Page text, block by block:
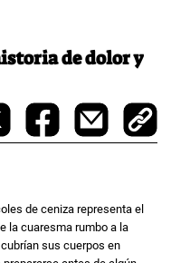
de dolor y
de ceniza representa el
la cuaresma rumbo a la
sus cuerpos en